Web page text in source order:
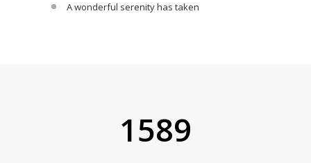
A wonderful serenity has taken
1589